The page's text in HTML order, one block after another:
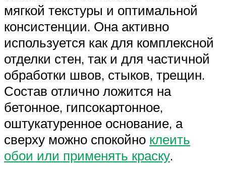
мягкой текстуры и оптимальной
консистенции. Она активно
используется как для комплексной
отделки стен, так и для частичной
обработки швов, стыков, трещин.
Состав отлично ложится на
бетонное, гипсокартонное,
оштукатуренное основание, а
сверху можно спокойно клеить
обои или применять краску.